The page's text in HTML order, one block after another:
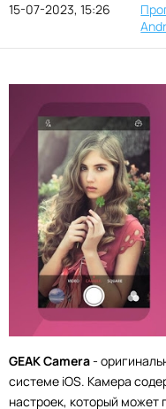
15-07-2023, 15:26
GEAK Camera-
системе iOS. Камера
настроек, который может